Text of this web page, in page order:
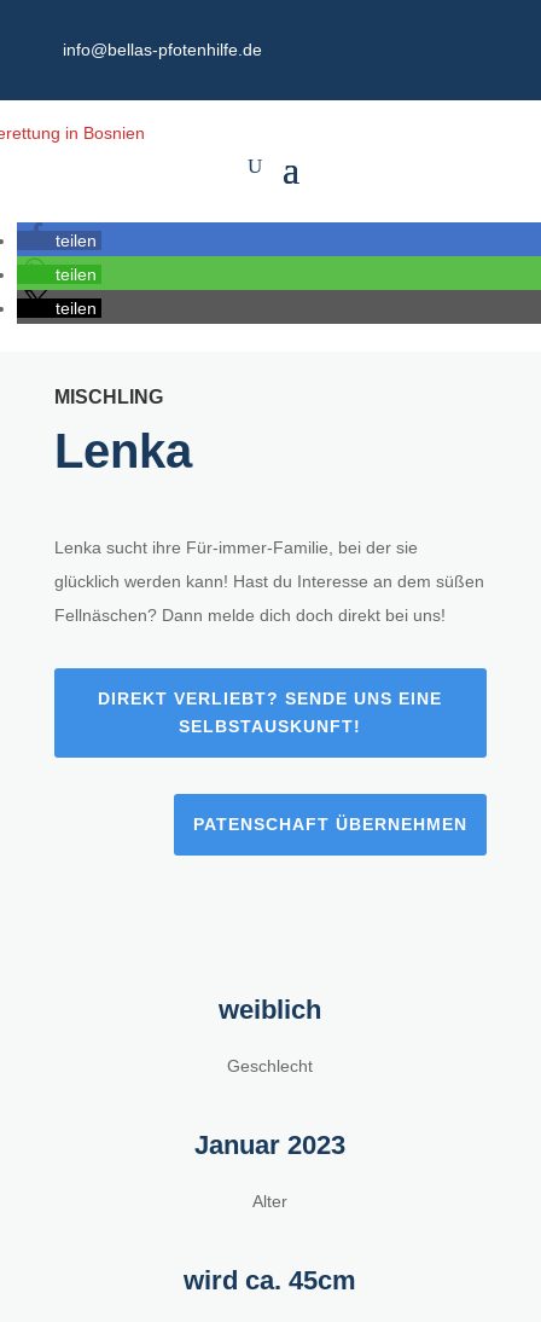
info@bellas-pfotenhilfe.de
teilen
teilen
teilen
MISCHLING
Lenka
Lenka sucht ihre Für-immer-Familie, bei der sie
glücklich werden kann! Hast du Interesse an dem süßen
Fellnäschen? Dann melde dich doch direkt bei uns!
DIREKT VERLIEBT? SENDE UNS EINE
SELBSTAUSKUNFT!
PATENSCHAFT ÜBERNEHMEN
weiblich
Geschlecht
Januar 2023
Alter
wird ca. 45cm